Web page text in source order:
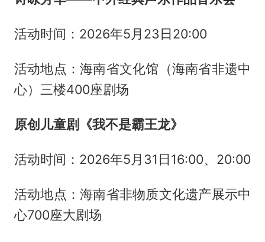
活动时间：2026年5月23日20:00
活动地点：海南省文化馆（海南省非遗中
心）三楼400座剧场
原创儿童剧《我不是霸王龙》
活动时间：2026年5月31日16:00、20:00
活动地点：海南省非物质文化遗产展示中
心700座大剧场